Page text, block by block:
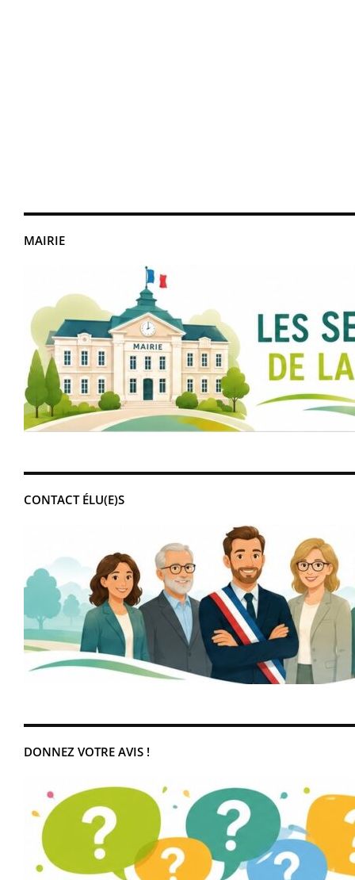
MAIRIE
CONTACT ÉLU(E)S
DONNEZ VOTRE AVIS !